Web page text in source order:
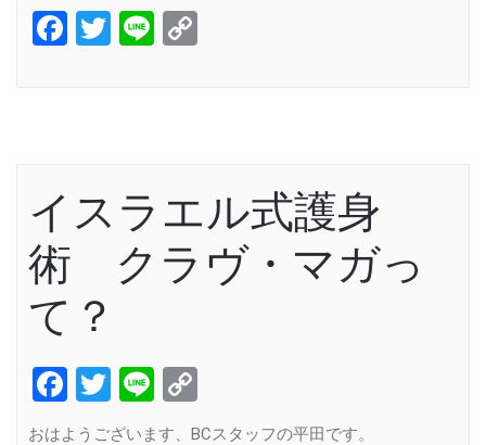
Facebook
Twitter
Line
イスラエル式護身
術 クラヴ・マガっ
て？
Facebook
Twitter
Line
Link
おはようございます、BCスタッフの平田です。